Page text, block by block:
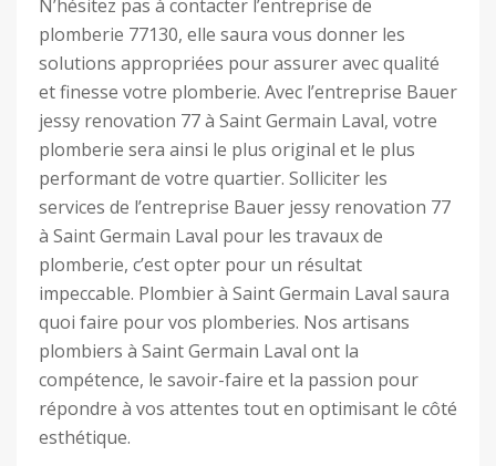
N’hésitez pas à contacter l’entreprise de
plomberie 77130, elle saura vous donner les
solutions appropriées pour assurer avec qualité
et finesse votre plomberie. Avec l’entreprise Bauer
jessy renovation 77 à Saint Germain Laval, votre
plomberie sera ainsi le plus original et le plus
performant de votre quartier. Solliciter les
services de l’entreprise Bauer jessy renovation 77
à Saint Germain Laval pour les travaux de
plomberie, c’est opter pour un résultat
impeccable. Plombier à Saint Germain Laval saura
quoi faire pour vos plomberies. Nos artisans
plombiers à Saint Germain Laval ont la
compétence, le savoir-faire et la passion pour
répondre à vos attentes tout en optimisant le côté
esthétique.